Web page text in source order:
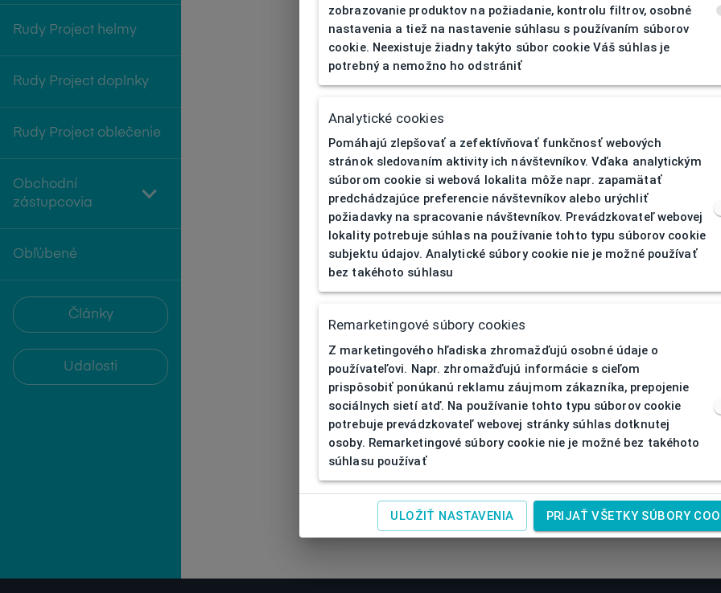
Rudy Project helmy
Rudy Project doplnky
Rudy Project oblečenie
Obchodní
zástupcovia
Obľúbené
Články
Udalosti
zobrazovanie produktov na požiadanie, kontrolu filtrov, osobné
nastavenia a tiež na nastavenie súhlasu s používaním súborov
cookie. Neexistuje žiadny takýto súbor cookie Váš súhlas je
potrebný a nemožno ho odstrániť
Analytické cookies
Pomáhajú zlepšovať a zefektívňovať funkčnosť webových
stránok sledovaním aktivity ich návštevníkov. Vďaka analytickým
súborom cookie si webová lokalita môže napr. zapamätať
predchádzajúce preferencie návštevníkov alebo urýchliť
požiadavky na spracovanie návštevníkov. Prevádzkovateľ webovej
lokality potrebuje súhlas na používanie tohto typu súborov cookie
subjektu údajov. Analytické súbory cookie nie je možné používať
bez takéhoto súhlasu
Remarketingové súbory cookies
Z marketingového hľadiska zhromažďujú osobné údaje o
používateľovi. Napr. zhromažďujú informácie s cieľom
prispôsobiť ponúkanú reklamu záujmom zákazníka, prepojenie
sociálnych sietí atď. Na používanie tohto typu súborov cookie
potrebuje prevádzkovateľ webovej stránky súhlas dotknutej
osoby. Remarketingové súbory cookie nie je možné bez takéhoto
súhlasu používať
ULOŽIŤ NASTAVENIA PRIJAŤ VŠETKY SÚBORY